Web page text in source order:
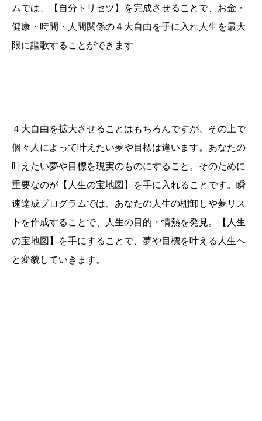
ムでは、【自分トリセツ】を完成させることで、お金・
健康・時間・人間関係の４大自由を手に入れ人生を最大
限に謳歌することができます
４大自由を拡大させることはもちろんですが、その上で
個々人によって叶えたい夢や目標は違います。あなたの
叶えたい夢や目標を現実のものにすること。そのために
重要なのが【人生の宝地図】を手に入れることです。瞬
速達成プログラムでは、あなたの人生の棚卸しや夢リス
トを作成することで、人生の目的・情熱を発見。【人生
の宝地図】を手にすることで、夢や目標を叶える人生へ
と変貌していきます。